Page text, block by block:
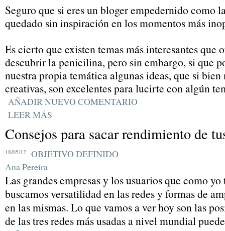
Seguro que si eres un bloger empedernido como
quedado sin inspiración en los momentos más
Es cierto que existen temas más interesantes que
descubrir la penicilina, pero sin embargo, si que
nuestra propia temática algunas ideas, que si bien
creativas, son excelentes para lucirte con algún
AÑADIR NUEVO COMENTARIO
LEER MÁS
Consejos para sacar rendimiento de
18/05/12
OBJETIVO DEFINIDO
Ana Pereira
Las grandes empresas y los usuarios que como
buscamos versatilidad en las redes y formas de
en las mismas. Lo que vamos a ver hoy son las
de las tres redes más usadas a nivel mundial